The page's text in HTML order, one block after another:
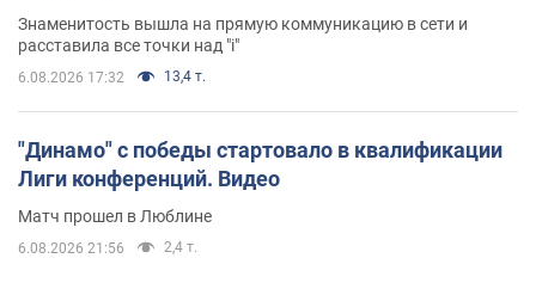
Знаменитость вышла на прямую коммуникацию в сети и
расставила все точки над "i"
6.08.2026 17:32 13,4 т.
"Динамо" с победы стартовало в квалификации
Лиги конференций. Видео
Матч прошел в Люблине
6.08.2026 21:56 2,4 т.